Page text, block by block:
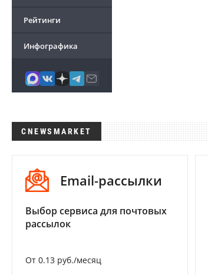
Рейтинги
Инфографика
CNEWSMARKET
Email-рассылки
Выбор сервиса для почтовых
рассылок
От 0.13 руб./месяц